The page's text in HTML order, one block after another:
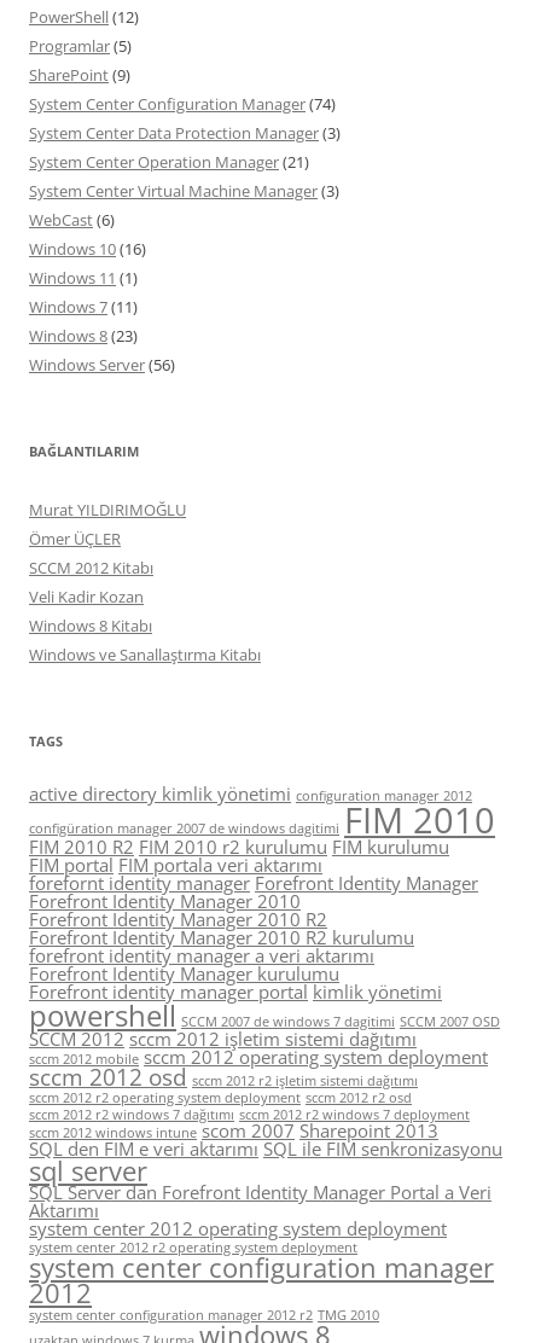
PowerShell(12)
Programlar(5)
SharePoint(9)
System Center Configuration Manager(74)
System Center Data Protection Manager(3)
System Center Operation Manager(21)
System Center Virtual Machine Manager(3)
WebCast(6)
Windows 10(16)
Windows 11 (1)
Windows 7(11)
Windows 8(23)
Windows Server(56)
BAĞLANTILARIM
Murat YILDIRIMOĞLU
Ömer ÜÇLER
SCCM 2012 Kitabı
Veli Kadir Kozan
Windows 8 Kitabı
Windows ve Sanallaştırma Kitabı
TAGS
active directory kimlik yönetimi configuration manager 2012
configüration manager 2007 de windows dagitimi FIM 2010
FIM 2010 R2 FIM 2010 r2 kurulumu FIM kurulumu
FIM portal FIM portala veri aktarımı
forefornt identity manager Forefront Identity Manager
Forefront Identity Manager 2010
Forefront Identity Manager 2010 R2
Forefront Identity Manager 2010 R2 kurulumu
forefront identity manager a veri aktarımı
Forefront Identity Manager kurulumu
Forefront identity manager portal kimlik yönetimi
powershell SCCM 2007 de windows 7 dagitimi SCCM 2007 OSD
SCCM 2012 sccm 2012 işletim sistemi dağıtımı
sccm 2012 mobile sccm 2012 operating system deployment
sccm 2012 osd sccm 2012 r2 işletim sistemi dağıtımı
sccm 2012 r2 operating system deployment sccm 2012 r2 osd
sccm 2012 r2 windows 7 dağıtımı sccm 2012 r2 windows 7 deployment
sccm 2012 windows intune scom 2007 Sharepoint 2013
SQL den FIM e veri aktarımı SQL ile FIM senkronizasyonu
sql server
SQL Server dan Forefront Identity Manager Portal a Veri
Aktarımı
system center 2012 operating system deployment
system center 2012 r2 operating system deployment
system center configuration manager
2012
system center configuration manager 2012 r2 TMG 2010
windows 8